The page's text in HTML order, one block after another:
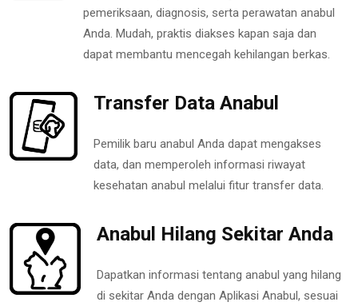
pemeriksaan, diagnosis, serta perawatan anabul
Anda. Mudah, praktis diakses kapan saja dan
dapat membantu mencegah kehilangan berkas.
Transfer Data Anabul
Pemilik baru anabul Anda dapat mengakses
data, dan memperoleh informasi riwayat
kesehatan anabul melalui fitur transfer data.
Anabul Hilang Sekitar Anda
Dapatkan informasi tentang anabul yang hilang
di sekitar Anda dengan Aplikasi Anabul, sesuai